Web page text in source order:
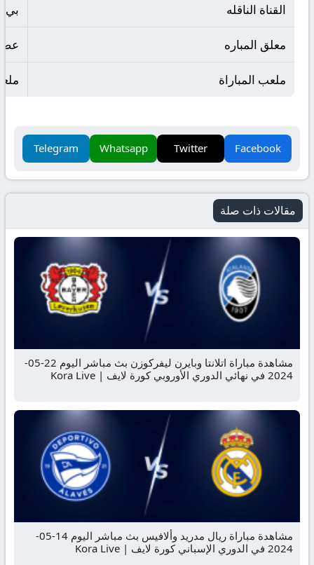
القناة الناقله بي
معلق المباره
ملعب المباراة
Facebook
Twitter
Whatsapp
Telegram
مقالات ذات صلة
مشاهدة مباراة اتلانتا وبايرن ليفركوزن بث مباشر اليوم 22-05-
2024 في نهائي الدوري الأوروبي كورة لايف | Kora Live
مشاهدة مباراة ريال مدريد وألافيس بث مباشر اليوم 14-05-
2024 في الدوري الإسباني كورة لايف | Kora Live